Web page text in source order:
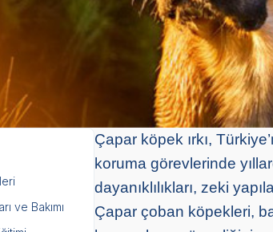
ve Bakımı
Çapar köpek ırkı,
koruma görevlerinde
dayanıklılıkları, zeki
Çapar çoban köpekleri,